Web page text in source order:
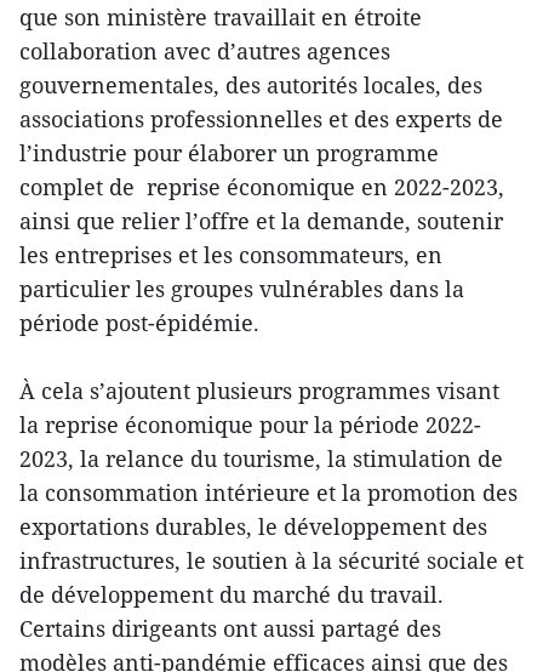
que son ministère travaillait en étroite
collaboration avec d’autres agences
gouvernementales, des autorités locales, des
associations professionnelles et des experts de
l’industrie pour élaborer un programme
complet de reprise économique en 2022-2023,
ainsi que relier l’offre et la demande, soutenir
les entreprises et les consommateurs, en
particulier les groupes vulnérables dans la
période post-épidémie.
À cela s’ajoutent plusieurs programmes visant
la reprise économique pour la période 2022-
2023, la relance du tourisme, la stimulation de
la consommation intérieure et la promotion des
exportations durables, le développement des
infrastructures, le soutien à la sécurité sociale et
de développement du marché du travail.
Certains dirigeants ont aussi partagé des
modèles anti-pandémie efficaces ainsi que des